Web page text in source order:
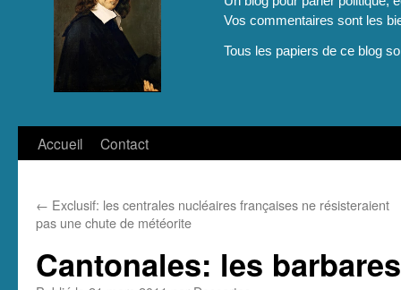
Vos commentaires sont les
Tous les papiers de ce blog
Aller
contenu
Accueil Contact
← Exclusif: les centrales nucléaires françaises ne résisteraient
pas une chute de météorite
Cantonales: les